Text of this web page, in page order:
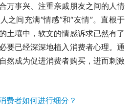
万事兴、注重亲戚朋友之间的人情
之间充满“情感”和“友情”。直根于
土壤中，软文的情感诉求已然有了
要已经深深地植入消费者心理。通
然成为促进消费者购买，进而刺激
费者如何进行细分？